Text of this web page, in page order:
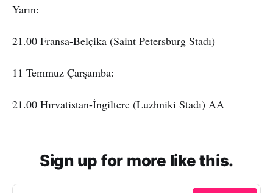
Yarın:
21.00 Fransa-Belçika (Saint Petersburg Stadı)
11 Temmuz Çarşamba:
21.00 Hırvatistan-İngiltere (Luzhniki Stadı) AA
Sign up for more like this.